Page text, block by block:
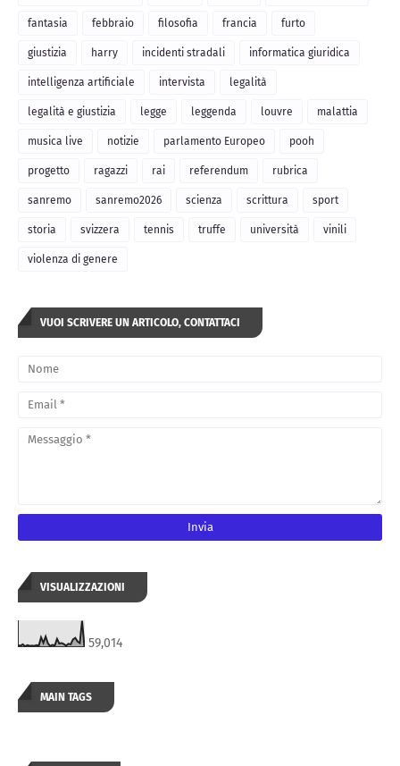
fantasia febbraio filosofia francia furto
giustizia harry incidenti stradali informatica giuridica
intelligenza artificiale intervista legalità
legalità e giustizia legge leggenda louvre malattia
musica live notizie parlamento Europeo pooh
progetto ragazzi rai referendum rubrica
sanremo sanremo2026 scienza scrittura sport
storia svizzera tennis truffe università vinili
violenza di genere
VUOI SCRIVERE UN ARTICOLO, CONTATTACI
VISUALIZZAZIONI
59,014
MAIN TAGS